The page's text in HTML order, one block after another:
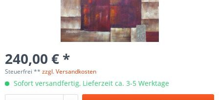
240,00 € *
Steuerfrei ** zzgl. Versandkosten
Sofort versandfertig, Lieferzeit ca. 3-5 Werktage